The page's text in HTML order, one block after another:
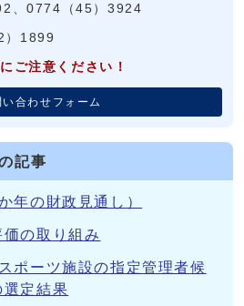
、0774（45）3924
）1899
ご注意ください！
い合わせフォーム
記事
年の財政見通し）
の取り組み
ポーツ施設の指定管理者候
定結果